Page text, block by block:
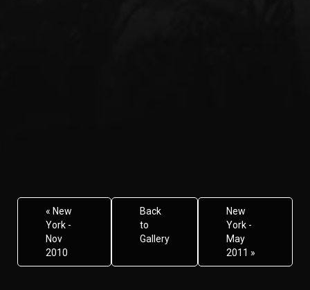
« New
York -
Nov
2010
Back
to
Gallery
New
York -
May
2011 »